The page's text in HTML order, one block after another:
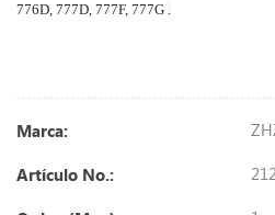
776D, 777D, 777F, 777G .
Marca:
Artículo No.: